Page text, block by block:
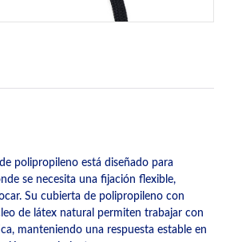
polipropileno está diseñado para
se necesita una fijación flexible,
Su cubierta de polipropileno con
de látex natural permiten trabajar con
manteniendo una respuesta estable en